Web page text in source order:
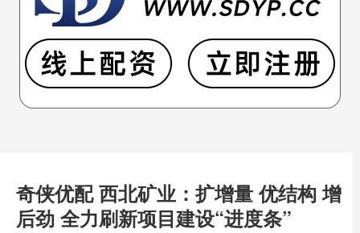
奇侠优配 西北矿业：扩增量 优结构 增
后劲 全力刷新项目建设“进度条”